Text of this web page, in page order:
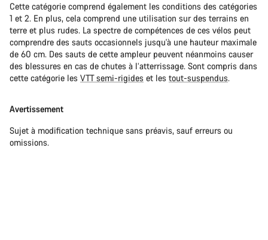
Cette catégorie comprend également les conditions des catégories
1 et 2. En plus, cela comprend une utilisation sur des terrains en
terre et plus rudes. La spectre de compétences de ces vélos peut
comprendre des sauts occasionnels jusqu'à une hauteur maximale
de 60 cm. Des sauts de cette ampleur peuvent néanmoins causer
des blessures en cas de chutes à l’atterrissage. Sont compris dans
cette catégorie les VTT semi-rigides et les tout-suspendus.
Avertissement
Sujet à modification technique sans préavis, sauf erreurs ou
omissions.